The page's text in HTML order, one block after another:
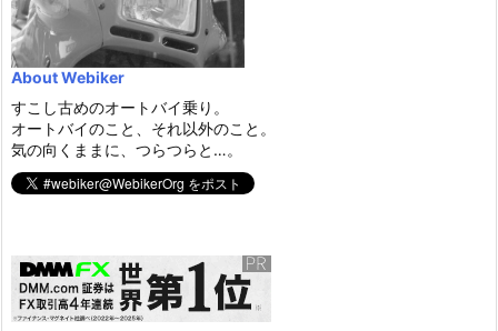
About Webiker
すこし古めのオートバイ乗り。
オートバイのこと、それ以外のこと。
気の向くままに、つらつらと…。